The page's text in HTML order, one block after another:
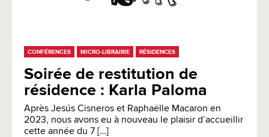
CONFÉRENCES MICRO-LIBRAIRIE RÉSIDENCES
Soirée de restitution de
résidence : Karla Paloma
Après Jesús Cisneros et Raphaëlle Macaron en
2023, nous avons eu à nouveau le plaisir d’accueillir
cette année du 7 […]